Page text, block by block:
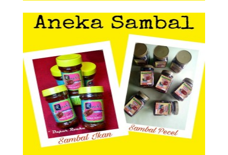
Aneka Sambal
Aneka Sambal